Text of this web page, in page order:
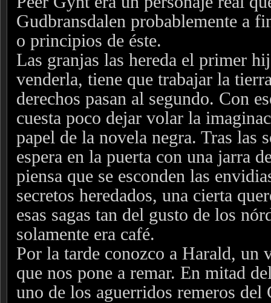
Gudbransdalen probablemente a
o principios de éste.
Las granjas las hereda el primer
venderla, tiene que trabajar la
derechos pasan al segundo. Con
cuesta poco dejar volar la
papel de la novela negra. Tras las
espera en la puerta con una jarra
piensa que se esconden las
secretos heredados, una cierta
esas sagas tan del gusto de los
solamente era café.
Por la tarde conozco a Harald, un
que nos pone a remar. En mitad
uno de los aguerridos remeros del